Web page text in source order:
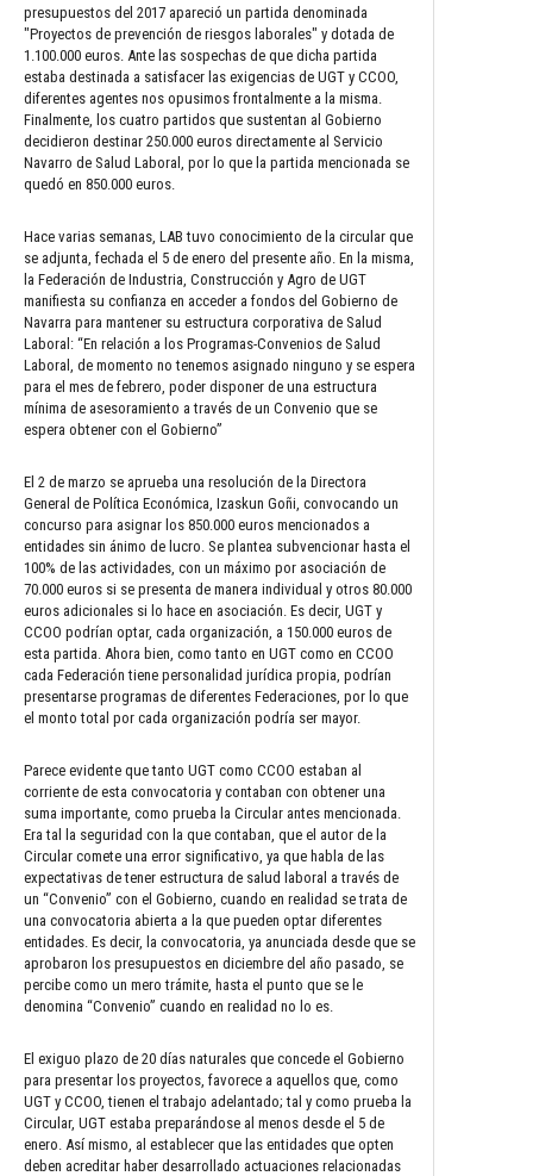
presupuestos del 2017 apareció un partida denominada
"Proyectos de prevención de riesgos laborales" y dotada de
1.100.000 euros. Ante las sospechas de que dicha partida
estaba destinada a satisfacer las exigencias de UGT y CCOO,
diferentes agentes nos opusimos frontalmente a la misma.
Finalmente, los cuatro partidos que sustentan al Gobierno
decidieron destinar 250.000 euros directamente al Servicio
Navarro de Salud Laboral, por lo que la partida mencionada se
quedó en 850.000 euros.
Hace varias semanas, LAB tuvo conocimiento de la circular que
se adjunta, fechada el 5 de enero del presente año. En la misma,
la Federación de Industria, Construcción y Agro de UGT
manifiesta su confianza en acceder a fondos del Gobierno de
Navarra para mantener su estructura corporativa de Salud
Laboral: “En relación a los Programas-Convenios de Salud
Laboral, de momento no tenemos asignado ninguno y se espera
para el mes de febrero, poder disponer de una estructura
mínima de asesoramiento a través de un Convenio que se
espera obtener con el Gobierno”
El 2 de marzo se aprueba una resolución de la Directora
General de Política Económica, Izaskun Goñi, convocando un
concurso para asignar los 850.000 euros mencionados a
entidades sin ánimo de lucro. Se plantea subvencionar hasta el
100% de las actividades, con un máximo por asociación de
70.000 euros si se presenta de manera individual y otros 80.000
euros adicionales si lo hace en asociación. Es decir, UGT y
CCOO podrían optar, cada organización, a 150.000 euros de
esta partida. Ahora bien, como tanto en UGT como en CCOO
cada Federación tiene personalidad jurídica propia, podrían
presentarse programas de diferentes Federaciones, por lo que
el monto total por cada organización podría ser mayor.
Parece evidente que tanto UGT como CCOO estaban al
corriente de esta convocatoria y contaban con obtener una
suma importante, como prueba la Circular antes mencionada.
Era tal la seguridad con la que contaban, que el autor de la
Circular comete una error significativo, ya que habla de las
expectativas de tener estructura de salud laboral a través de
un “Convenio” con el Gobierno, cuando en realidad se trata de
una convocatoria abierta a la que pueden optar diferentes
entidades. Es decir, la convocatoria, ya anunciada desde que se
aprobaron los presupuestos en diciembre del año pasado, se
percibe como un mero trámite, hasta el punto que se le
denomina “Convenio” cuando en realidad no lo es.
El exiguo plazo de 20 días naturales que concede el Gobierno
para presentar los proyectos, favorece a aquellos que, como
UGT y CCOO, tienen el trabajo adelantado; tal y como prueba la
Circular, UGT estaba preparándose al menos desde el 5 de
enero. Así mismo, al establecer que las entidades que opten
deben acreditar haber desarrollado actuaciones relacionadas